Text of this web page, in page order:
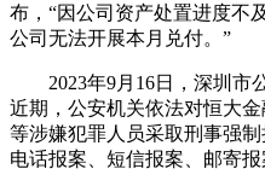
布，“因公司资产处置进度不
公司无法开展本月兑付。”
2023年9月16日，深圳市公
近期，公安机关依法对恒大
等涉嫌犯罪人员采取刑事强
电话报案、短信报案、邮寄报